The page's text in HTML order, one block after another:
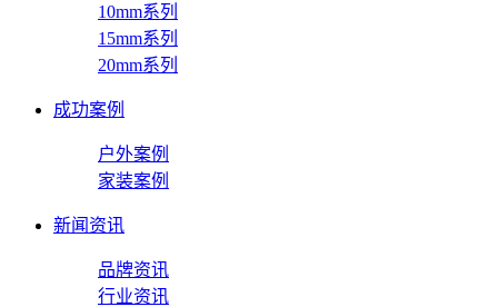
10mm系列
15mm系列
20mm系列
成功案例
户外案例
家装案例
新闻资讯
品牌资讯
行业资讯